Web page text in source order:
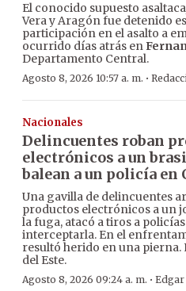
El conocido supuesto
Vera y Aragón fue detenido
participación en el asalto a
ocurrido días atrás en
Departamento Central.
Agosto 8, 2026 10:57 a. m. ·
Nacionales
Delincuentes roban
electrónicos a un
balean a un policía en
Una gavilla de delincuentes
productos electrónicos a un
la fuga, atacó a tiros a
interceptarla. En el
resultó herido en una pierna.
del Este.
Agosto 8, 2026 09:24 a. m. ·